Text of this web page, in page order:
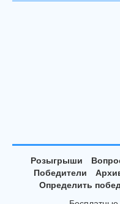
Розыгрыши
Победители
Определить